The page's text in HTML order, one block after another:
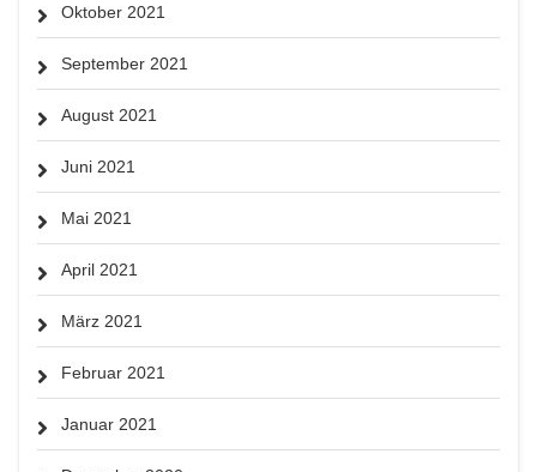
Oktober 2021
September 2021
August 2021
Juni 2021
Mai 2021
April 2021
März 2021
Februar 2021
Januar 2021